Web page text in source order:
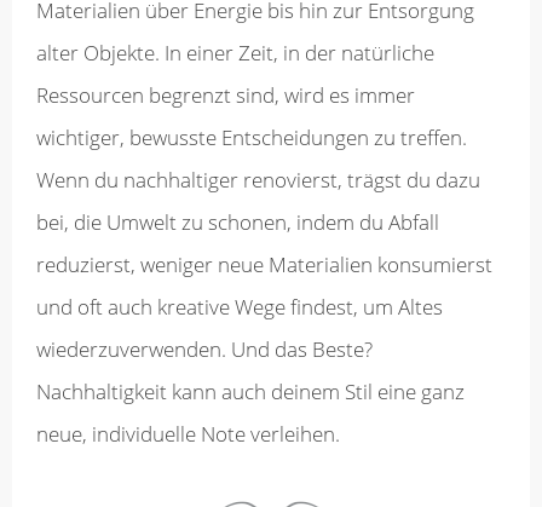
Materialien über Energie bis hin zur Entsorgung
alter Objekte. In einer Zeit, in der natürliche
Ressourcen begrenzt sind, wird es immer
wichtiger, bewusste Entscheidungen zu treffen.
Wenn du nachhaltiger renovierst, trägst du dazu
bei, die Umwelt zu schonen, indem du Abfall
reduzierst, weniger neue Materialien konsumierst
und oft auch kreative Wege findest, um Altes
wiederzuverwenden. Und das Beste?
Nachhaltigkeit kann auch deinem Stil eine ganz
neue, individuelle Note verleihen.